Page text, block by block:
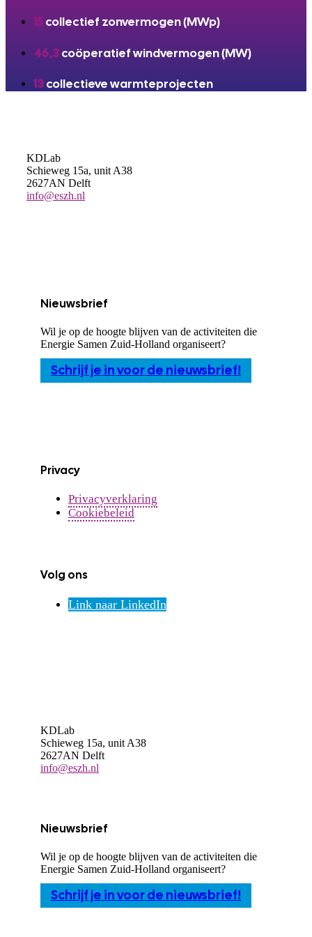
15collectief zonvermogen (MWp)
46,3coöperatief windvermogen (MW)
13collectieve warmteprojecten
KDLab
Schieweg 15a, unit A38
2627AN Delft
info@eszh.nl
Nieuwsbrief
Wil je op de hoogte blijven van de activiteiten die
Energie Samen Zuid-Holland organiseert?
Schrijf je in voor de nieuwsbrief!
Privacy
Privacyverklaring
Cookiebeleid
Volg ons
Link naar LinkedIn
KDLab
Schieweg 15a, unit A38
2627AN Delft
info@eszh.nl
Nieuwsbrief
Wil je op de hoogte blijven van de activiteiten die
Energie Samen Zuid-Holland organiseert?
Schrijf je in voor de nieuwsbrief!